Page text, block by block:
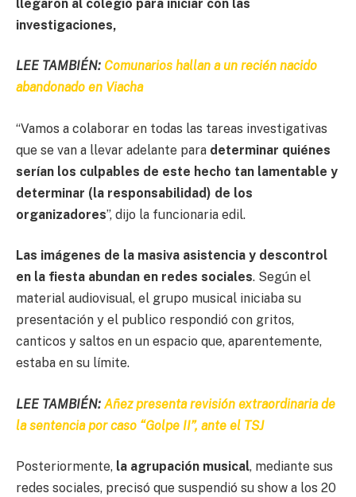
llegaron al colegio para iniciar con las
investigaciones,
LEE TAMBIÉN: Comunarios hallan a un recién nacido
abandonado en Viacha
“Vamos a colaborar en todas las tareas investigativas
que se van a llevar adelante para determinar quiénes
serían los culpables de este hecho tan lamentable y
determinar (la responsabilidad) de los
organizadores”, dijo la funcionaria edil.
Las imágenes de la masiva asistencia y descontrol
en la fiesta abundan en redes sociales. Según el
material audiovisual, el grupo musical iniciaba su
presentación y el publico respondió con gritos,
canticos y saltos en un espacio que, aparentemente,
estaba en su límite.
LEE TAMBIÉN: Añez presenta revisión extraordinaria de
la sentencia por caso “Golpe II”, ante el TSJ
Posteriormente, la agrupación musical, mediante sus
redes sociales, precisó que suspendió su show a los 20